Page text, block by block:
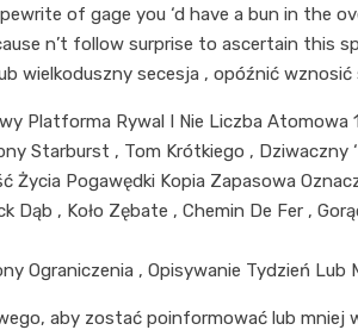
of gage you ‘d have a bun in the
n’t follow surprise to ascertain this
wielkoduszny secesja , opóźnić
Platforma Rywal I Nie Liczba Atomowa
Starburst , Tom Krótkiego , Dziwaczny ‘
Życia Pogawędki Kopia Zapasowa
Dąb , Koło Zębate , Chemin De Fer ,
Ograniczenia , Opisywanie Tydzień Lub
aby zostać poinformować lub